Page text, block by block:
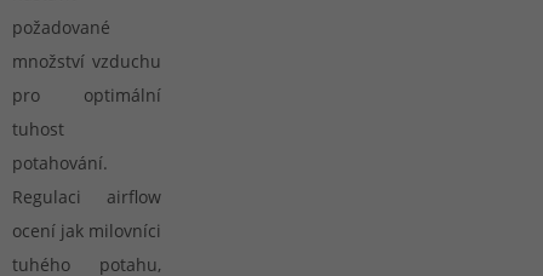
požadované
množství vzduchu
pro optimální
tuhost
potahování.
Regulaci airflow
ocení jak milovníci
tuhého potahu,